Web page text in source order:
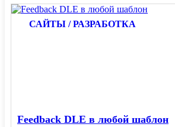
САЙТЫ / РАЗРАБОТКА
Feedback DLE в любой шаблон